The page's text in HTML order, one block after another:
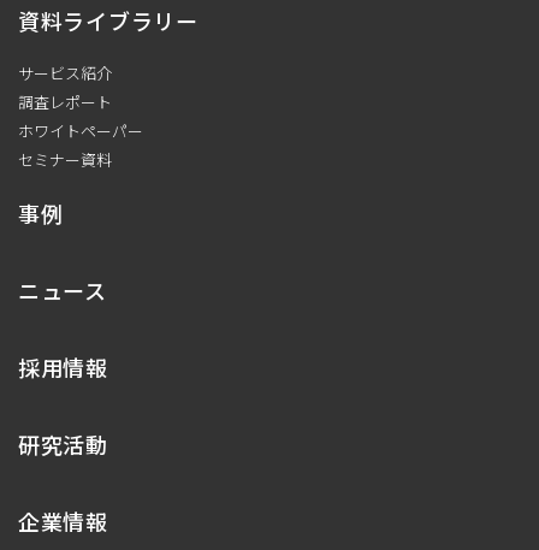
資料ライブラリー
サービス紹介
調査レポート
ホワイトペーパー
セミナー資料
事例
ニュース
採用情報
研究活動
企業情報